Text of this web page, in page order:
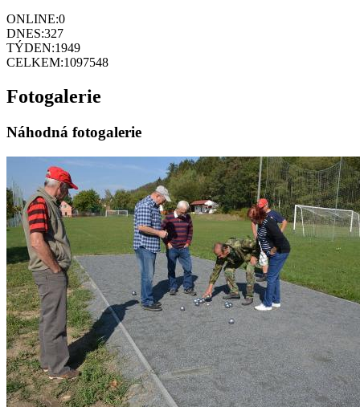
ONLINE:0
DNES:327
TÝDEN:1949
CELKEM:1097548
Fotogalerie
Náhodná fotogalerie